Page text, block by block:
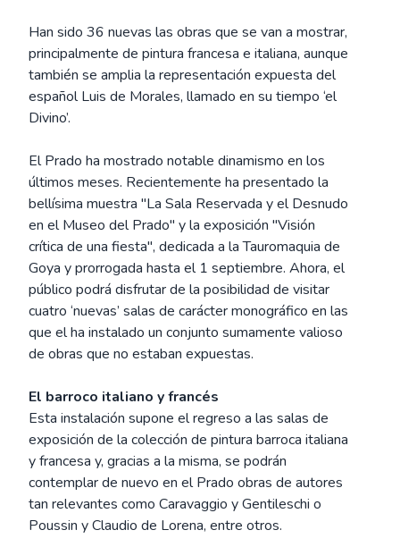
Han sido 36 nuevas las obras que se van a mostrar,
principalmente de pintura francesa e italiana, aunque
también se amplia la representación expuesta del
español Luis de Morales, llamado en su tiempo ‘el
Divino’.
El Prado ha mostrado notable dinamismo en los
últimos meses. Recientemente ha presentado la
bellísima muestra "La Sala Reservada y el Desnudo
en el Museo del Prado" y la exposición "Visión
crítica de una fiesta", dedicada a la Tauromaquia de
Goya y prorrogada hasta el 1 septiembre. Ahora, el
público podrá disfrutar de la posibilidad de visitar
cuatro ‘nuevas’ salas de carácter monográfico en las
que el ha instalado un conjunto sumamente valioso
de obras que no estaban expuestas.
El barroco italiano y francés
Esta instalación supone el regreso a las salas de
exposición de la colección de pintura barroca italiana
y francesa y, gracias a la misma, se podrán
contemplar de nuevo en el Prado obras de autores
tan relevantes como Caravaggio y Gentileschi o
Poussin y Claudio de Lorena, entre otros.